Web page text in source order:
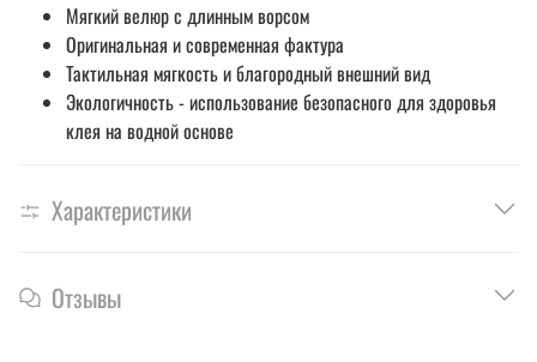
Мягкий велюр с длинным ворсом
Оригинальная и современная фактура
Тактильная мягкость и благородный внешний вид
Экологичность - использование безопасного для здоровья
клея на водной основе
Характеристики
Отзывы